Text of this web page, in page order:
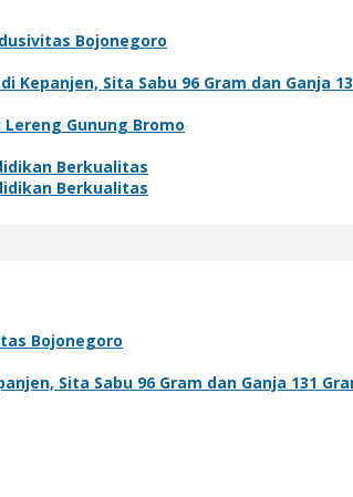
Bojonegoro
Sita Sabu 96 Gram dan Ganja
Gunung Bromo
Berkualitas
Berkualitas
Bojonegoro
Sita Sabu 96 Gram dan Ganja 131